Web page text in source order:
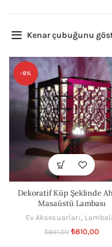
Kenar çubuğunu
-9%
Dekoratif Küp Şeklinde
Masaüstü Lambası
Ev Aksesuarları,
₺891,00 ₺810,00